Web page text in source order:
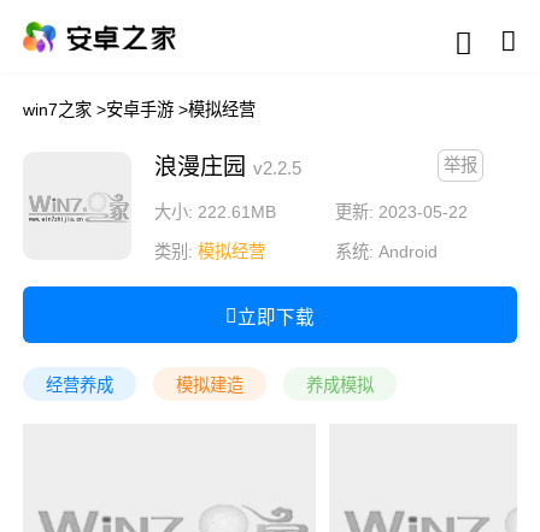
win7之家 >安卓手游 >模拟经营
浪漫庄园 v2.2.5 举报
大小: 222.61MB 更新: 2023-05-22
类别: 模拟经营 系统:Android
立即下载
经营养成 模拟建造 养成模拟